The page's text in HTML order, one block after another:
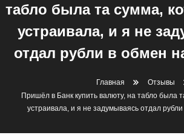
табло была та сумма,
устраивала, и я не
отдал рубли в обмен
Главная
Отзывы
Пришёл в Банк купить валюту, на табло была
устраивала, и я не задумываясь отдал